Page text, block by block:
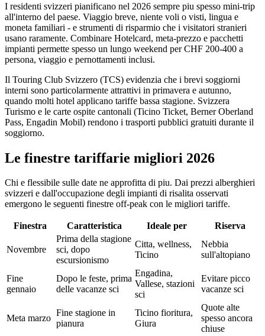
I residenti svizzeri pianificano nel 2026 sempre piu spesso mini-trip
all'interno del paese. Viaggio breve, niente voli o visti, lingua e
moneta familiari - e strumenti di risparmio che i visitatori stranieri
usano raramente. Combinare Hotelcard, meta-prezzo e pacchetti
impianti permette spesso un lungo weekend per CHF 200-400 a
persona, viaggio e pernottamenti inclusi.
Il Touring Club Svizzero (TCS) evidenzia che i brevi soggiorni
interni sono particolarmente attrattivi in primavera e autunno,
quando molti hotel applicano tariffe bassa stagione. Svizzera
Turismo e le carte ospite cantonali (Ticino Ticket, Berner Oberland
Pass, Engadin Mobil) rendono i trasporti pubblici gratuiti durante il
soggiorno.
Le finestre tariffarie migliori 2026
Chi e flessibile sulle date ne approfitta di piu. Dai prezzi alberghieri
svizzeri e dall'occupazione degli impianti di risalita osservati
emergono le seguenti finestre off-peak con le migliori tariffe.
Finestra Caratteristica Ideale per Riserva
Novembre
Prima della stagione
sci, dopo
escursionismo
Citta, wellness,
Ticino
Nebbia
sull'altopiano
Fine
gennaio
Dopo le feste, prima
delle vacanze sci
Engadina,
Vallese, stazioni
sci
Evitare picco
vacanze sci
Meta marzo
Fine stagione in
pianura
Ticino fioritura,
Giura
Quote alte
spesso ancora
chiuse